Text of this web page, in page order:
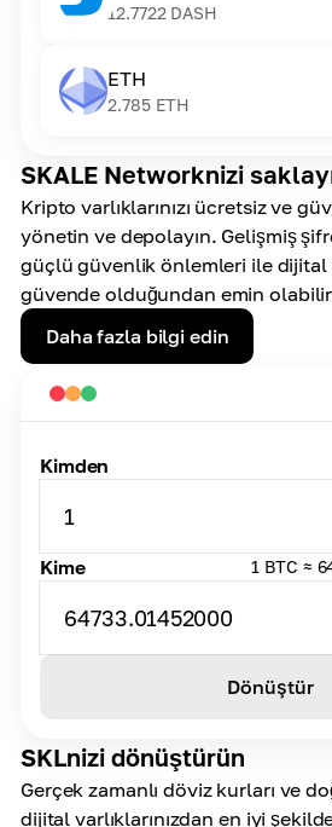
SKALE Networknizi
Kripto varlıklarınızı ücretsiz ve
yönetin ve depolayın. Gelişmiş
güçlü güvenlik önlemleri ile dijital
güvende olduğundan emin
Daha fazla bilgi edin
12.7722 DASH
ETH
2.785 ETH
SKLnizi dönüştürün
Gerçek zamanlı döviz kurları ve
dijital varlıklarınızdan en iyi
Kimden
1
Kime 1 BTC ≈
64733.01452000
Dönüştür